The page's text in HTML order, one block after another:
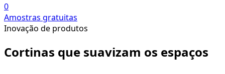
0
Amostras gratuitas
Inovação de produtos
Cortinas que suavizam os espaços